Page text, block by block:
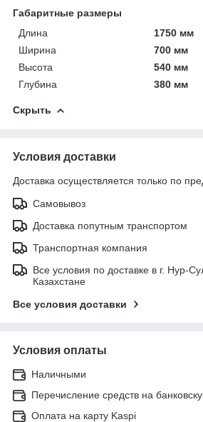
Габаритные размеры
Длина
1750 мм
Ширина
700 мм
Высота
540 мм
Глубина
380 мм
Скрыть
Условия доставки
Доставка осуществляется только по
Самовывоз
Доставка попутным транспортом
Транспортная компания
Все условия по доставке в г. Нур-
Казахстане
Все условия доставки
Условия оплаты
Наличными
Перечисление средств на
Оплата на карту Kaspi